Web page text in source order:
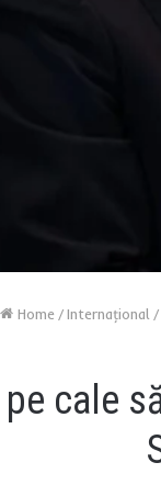
Home / Internaţional /
cale